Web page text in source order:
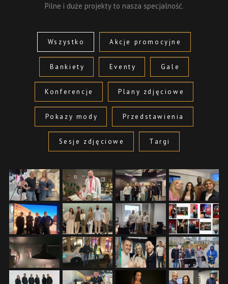
Pilne i duże projekty to nasza specjalność.
Wszystko Akcje promocyjne
Bankiety Eventy Gale
Konferencje Plany zdjęciowe
Pokazy mody Przedstawienia
Sesje zdjęciowe Targi